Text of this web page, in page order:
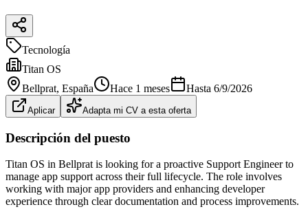
Tecnología
Titan OS
Bellprat, España Hace 1 meses Hasta 6/9/2026
Aplicar Adapta mi CV a esta oferta
Descripción del puesto
Titan OS in Bellprat is looking for a proactive Support Engineer to
manage app support across their full lifecycle. The role involves
working with major app providers and enhancing developer
experience through clear documentation and process improvements.